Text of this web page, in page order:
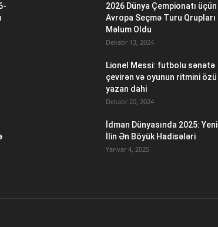
2026 Dünya Çempionatı üçün
Avropa Seçmə Turu Qrupları
Məlum Oldu
Dekabr 13, 2024
Lionel Messi: futbolu sənətə
çevirən və oyunun ritmini özü
yazan dahi
Dekabr 20, 2024
İdman Dünyasında 2025: Yeni
İlin Ən Böyük Hadisələri
Yanvar 4, 2025